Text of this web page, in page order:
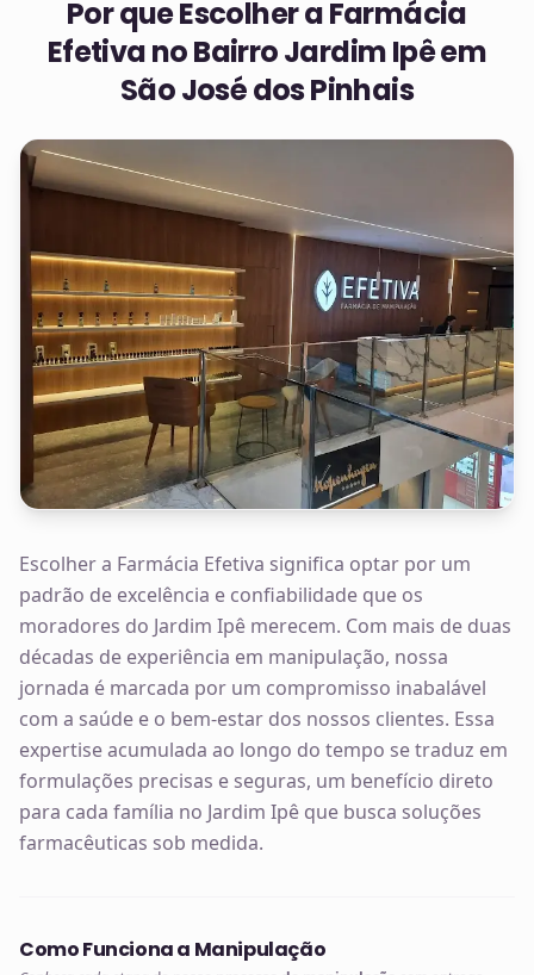
Por que Escolher a Farmácia
Efetiva noBairro Jardim Ipê em
São José dos Pinhais
Escolher a Farmácia Efetiva significa optar por um
padrão de excelência e confiabilidade que os
moradores do Jardim Ipê merecem. Com mais de duas
décadas de experiência em manipulação, nossa
jornada é marcada por um compromisso inabalável
com a saúde e o bem-estar dos nossos clientes. Essa
expertise acumulada ao longo do tempo se traduz em
formulações precisas e seguras, um benefício direto
para cada família no Jardim Ipê que busca soluções
farmacêuticas sob medida.
Como Funciona a Manipulação